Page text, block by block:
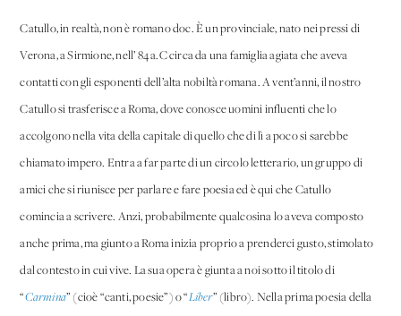
Catullo, in realtà, non è romano doc. È un provinciale, nato nei pressi di
Verona, a Sirmione, nell’ 84 a.C circa da una famiglia agiata che aveva
contatti con gli esponenti dell’alta nobiltà romana. A vent’anni, il nostro
Catullo si trasferisce a Roma, dove conosce uomini influenti che lo
accolgono nella vita della capitale di quello che di lì a poco si sarebbe
chiamato impero. Entra a far parte di un circolo letterario, un gruppo di
amici che si riunisce per parlare e fare poesia ed è qui che Catullo
comincia a scrivere. Anzi, probabilmente qualcosina lo aveva composto
anche prima, ma giunto a Roma inizia proprio a prenderci gusto, stimolato
dal contesto in cui vive. La sua opera è giunta a noi sotto il titolo di
“Carmina” (cioè “canti, poesie”) o “Liber” (libro). Nella prima poesia della